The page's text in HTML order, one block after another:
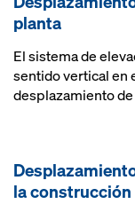
planta
El sistema de
sentido vertical en
desplazamiento
la construcción